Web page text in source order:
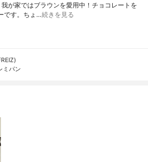
が家ではブラウンを愛用中！チョコレートを
です。ちょ…続きを見る
ミパン